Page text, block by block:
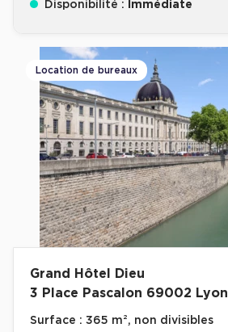
Disponibilité : Immédiate
Location de bureaux
Grand Hôtel Dieu
3 Place Pascalon 69002 Lyon
Surface : 365 m², non divisibles